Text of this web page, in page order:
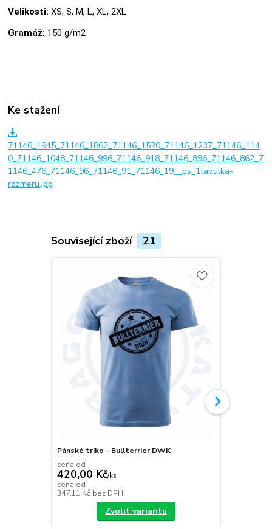
Velikosti: XS, S, M, L, XL, 2XL
Gramáž: 150 g/m2
Ke stažení
71146_1945_71146_1862_71146_1520_71146_1237_71146_114
0_71146_1048_71146_996_71146_918_71146_896_71146_862_7
1146_476_71146_96_71146_91_71146_19__ps_1tabulka-
rozmeru.jpg
Související zboží 21
Pánské triko - Bullterrier DWK
cena od
420,00 Kč/ks
cena od
347,11 Kč bez DPH
Zvolit variantu